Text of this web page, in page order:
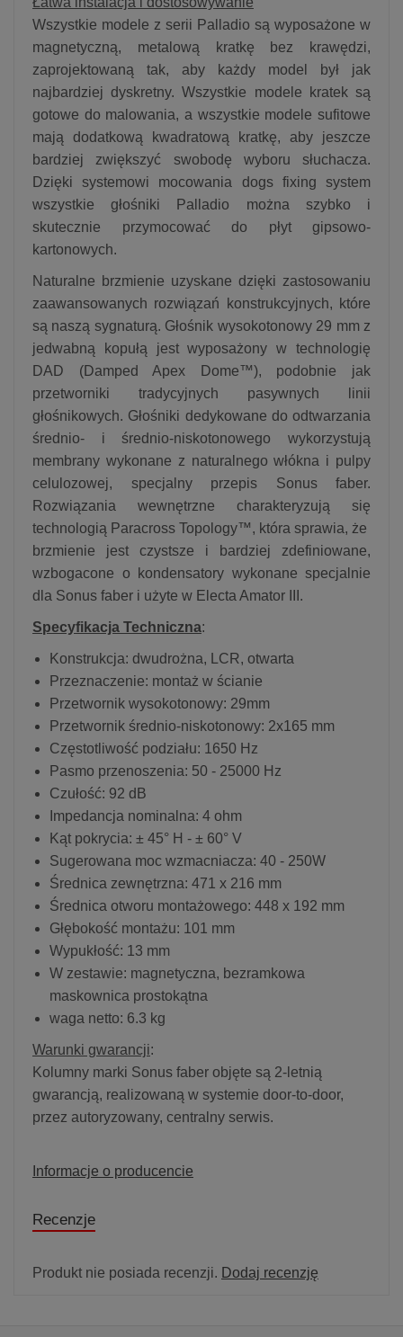
Wszystkie modele z serii Palladio są wyposażone w
magnetyczną, metalową kratkę bez krawędzi,
zaprojektowaną tak, aby każdy model był jak
najbardziej dyskretny. Wszystkie modele kratek są
gotowe do malowania, a wszystkie modele sufitowe
mają dodatkową kwadratową kratkę, aby jeszcze
bardziej zwiększyć swobodę wyboru słuchacza.
Dzięki systemowi mocowania dogs fixing system
wszystkie głośniki Palladio można szybko i
skutecznie przymocować do płyt gipsowo-
kartonowych.
Naturalne brzmienie uzyskane dzięki zastosowaniu
zaawansowanych rozwiązań konstrukcyjnych, które
są naszą sygnaturą. Głośnik wysokotonowy 29 mm z
jedwabną kopułą jest wyposażony w technologię
DAD (Damped Apex Dome™), podobnie jak
przetworniki tradycyjnych pasywnych linii
głośnikowych. Głośniki dedykowane do odtwarzania
średnio- i średnio-niskotonowego wykorzystują
membrany wykonane z naturalnego włókna i pulpy
celulozowej, specjalny przepis Sonus faber.
Rozwiązania wewnętrzne charakteryzują się
technologią Paracross Topology™, która sprawia, że ​​
brzmienie jest czystsze i bardziej zdefiniowane,
wzbogacone o kondensatory wykonane specjalnie
dla Sonus faber i użyte w Electa Amator III.
Specyfikacja Techniczna:
Konstrukcja: dwudrożna, LCR, otwarta
Przeznaczenie: montaż w ścianie
Przetwornik wysokotonowy: 29mm
Przetwornik średnio-niskotonowy: 2x165 mm
Częstotliwość podziału: 1650 Hz
Pasmo przenoszenia: 50 - 25000 Hz
Czułość: 92 dB
Impedancja nominalna: 4 ohm
Kąt pokrycia: ± 45° H - ± 60° V
Sugerowana moc wzmacniacza: 40 - 250W
Średnica zewnętrzna: 471 x 216 mm
Średnica otworu montażowego: 448 x 192 mm
Głębokość montażu: 101 mm
Wypukłość: 13 mm
W zestawie: magnetyczna, bezramkowa
maskownica prostokątna
waga netto: 6.3 kg
Warunki gwarancji:
Kolumny marki Sonus faber objęte są 2-letnią
gwarancją, realizowaną w systemie door-to-door,
przez autoryzowany, centralny serwis.
Informacje o producencie
Recenzje
Produkt nie posiada recenzji. Dodaj recenzję